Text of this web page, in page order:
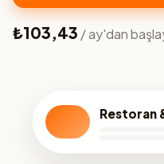
₺103,43 / ay'dan
Restoran